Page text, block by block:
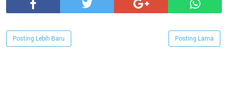
Posting Lebih Baru Posting Lama